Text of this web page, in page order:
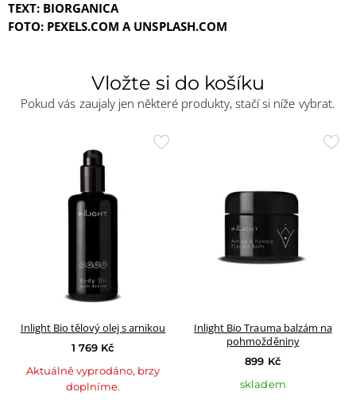
TEXT: BIORGANICA
FOTO: PEXELS.COM A UNSPLASH.COM
Vložte si do košíku
Pokud vás zaujaly jen některé produkty, stačí si níže vybrat.
Přidat
oblíbených
Inlight Bio tělový olej s arnikou
1 769 Kč
Aktuálně vyprodáno, brzy
doplníme.
Inlight Bio Trauma balzám na
pohmožděniny
899 Kč
skladem